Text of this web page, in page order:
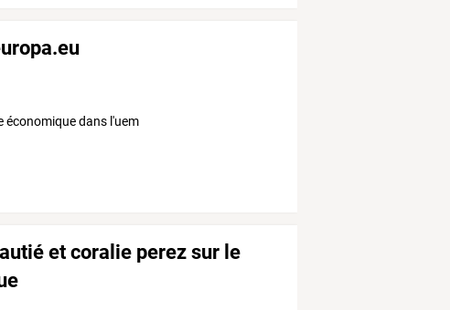
économique dans l'uem
et coralie perez sur le